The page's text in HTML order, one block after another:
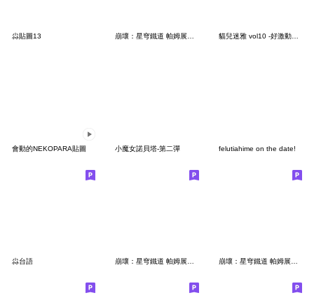
尛貼圖13 貓兒迷雅 vol10 -好激動好激動 (無字)
會動的NEKOPARA貼圖 小魔女諾貝塔-第二彈 felutiahime on the date!
尛台語 崩壞：星穹鐵道 帕姆展覽館 第十八彈 崩壞：星穹鐵道 帕姆展覽館 第十五彈